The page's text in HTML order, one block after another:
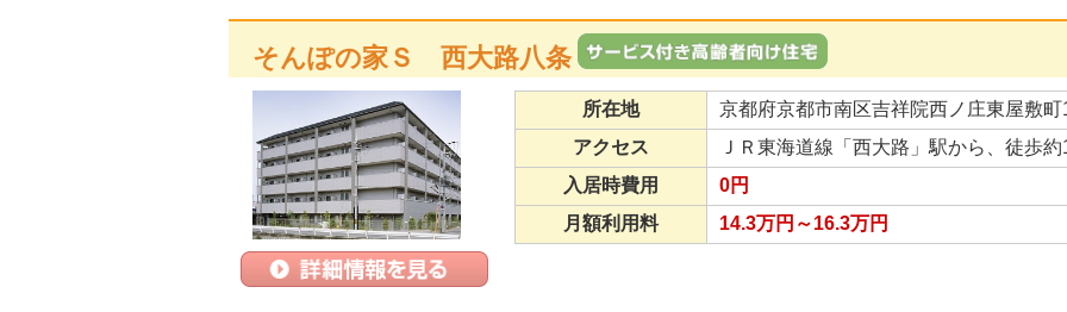
そんぽの家Ｓ 西大路八条
所在地
京都府京都市南区吉祥院西ノ庄東屋敷町
アクセス
ＪＲ東海道線「西大路」駅から、徒歩
入居時費用
0円
月額利用料
14.3万円～16.3万円